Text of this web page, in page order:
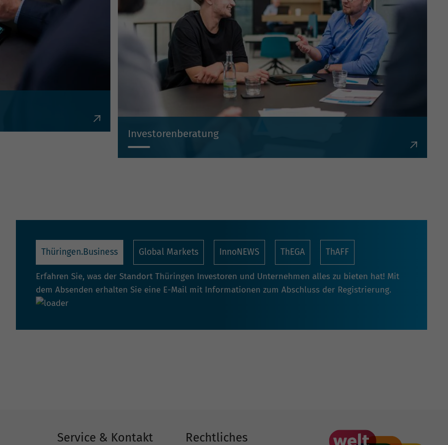
Investorenberatung
Thüringen.Business Global Markets InnoNEWS ThEGA ThAFF
Erfahren Sie, was der Standort Thüringen Investoren und Unternehmen alles zu bieten hat! Mit
dem Absenden erhalten Sie eine E-Mail mit Informationen zum Abschluss der Registrierung.
Service & Kontakt Rechtliches